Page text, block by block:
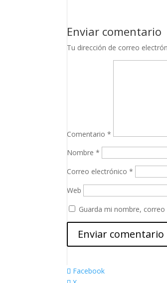
Enviar comentario
Tu dirección de correo
Comentario*
Nombre*
Correo electrónico*
Web
Guarda mi nombre,
Facebook